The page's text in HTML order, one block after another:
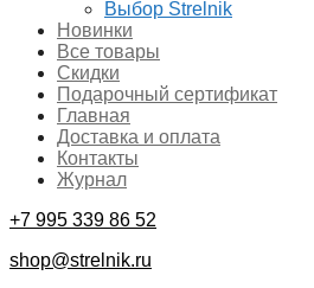
Выбор Strelnik
Новинки
Все товары
Скидки
Подарочный сертификат
Главная
Доставка и оплата
Контакты
Журнал
+7 995 339 86 52
shop@strelnik.ru